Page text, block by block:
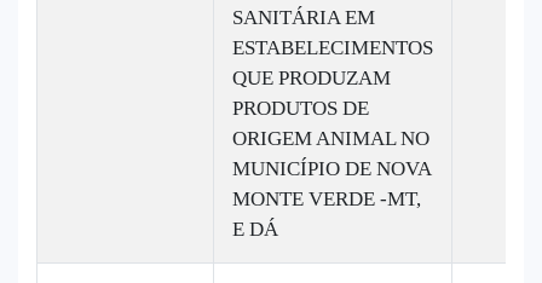
SANITÁRIA EM
ESTABELECIMENTOS
QUE PRODUZAM
PRODUTOS DE
ORIGEM ANIMAL NO
MUNICÍPIO DE NOVA
MONTE VERDE -MT,
E DÁ